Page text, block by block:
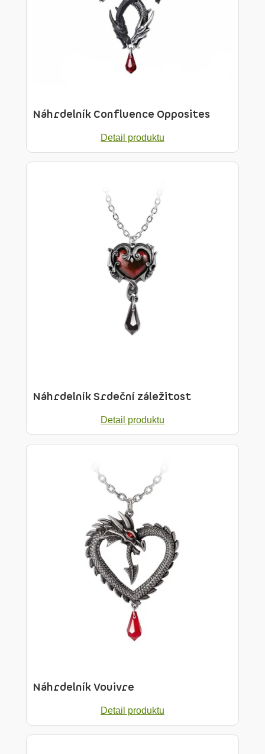
Náhrdelník Confluence Opposites
Detail produktu
Náhrdelník Srdeční záležitost
Detail produktu
Náhrdelník Vouivre
Detail produktu